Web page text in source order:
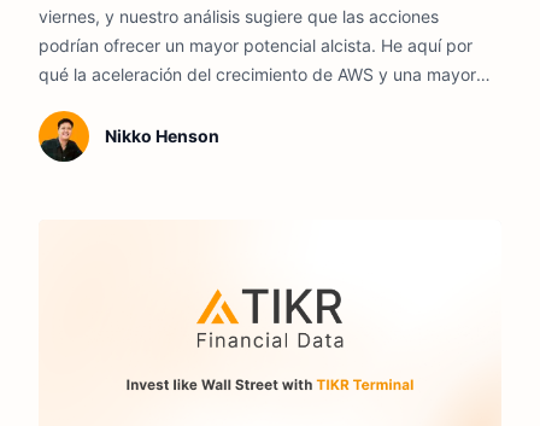
viernes, y nuestro análisis sugiere que las acciones
podrían ofrecer un mayor potencial alcista. He aquí por
qué la aceleración del crecimiento de AWS y una mayor
Amazon a pesar del récord de gasto en IA.
Nikko Henson